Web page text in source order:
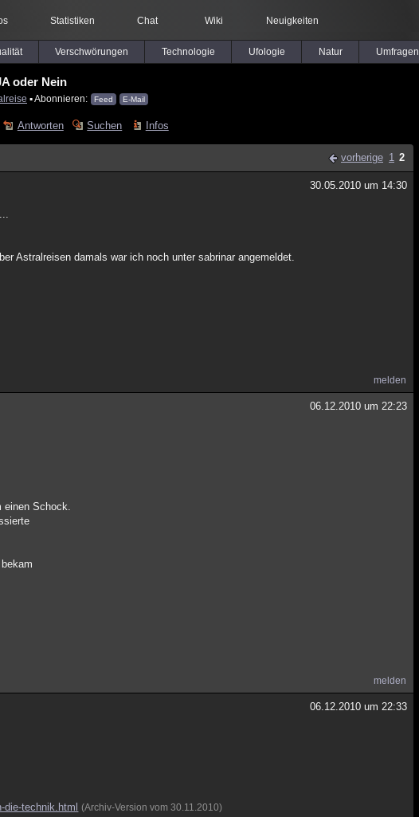
Statistiken Chat Wiki Neuigkeiten
Verschwörungen Technologie Ufologie Natur Umfragen
oder Nein
▪ Abonnieren: Feed E-Mail
Antworten Suchen Infos
vorherige 1 2
30.05.2010 um 14:30
Astralreisen damals war ich noch unter sabrinar angemeldet.
melden
06.12.2010 um 22:23
einen Schock.
melden
06.12.2010 um 22:33
technik.html (Archiv-Version vom 30.11.2010)